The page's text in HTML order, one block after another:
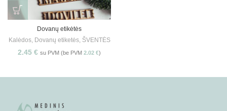
Dovanų etikėtės
Kalėdos, Dovanų etiketės, ŠVENTĖS
2.45 € su PVM (be PVM 2.02 €)